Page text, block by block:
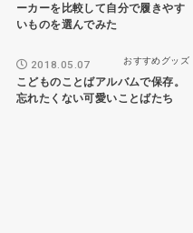
ーカーを比較して自分で履きやす
いものを選んでみた
おすすめグッズ
2018.05.07
こどものことばアルバムで保存。
忘れたくない可愛いことばたち